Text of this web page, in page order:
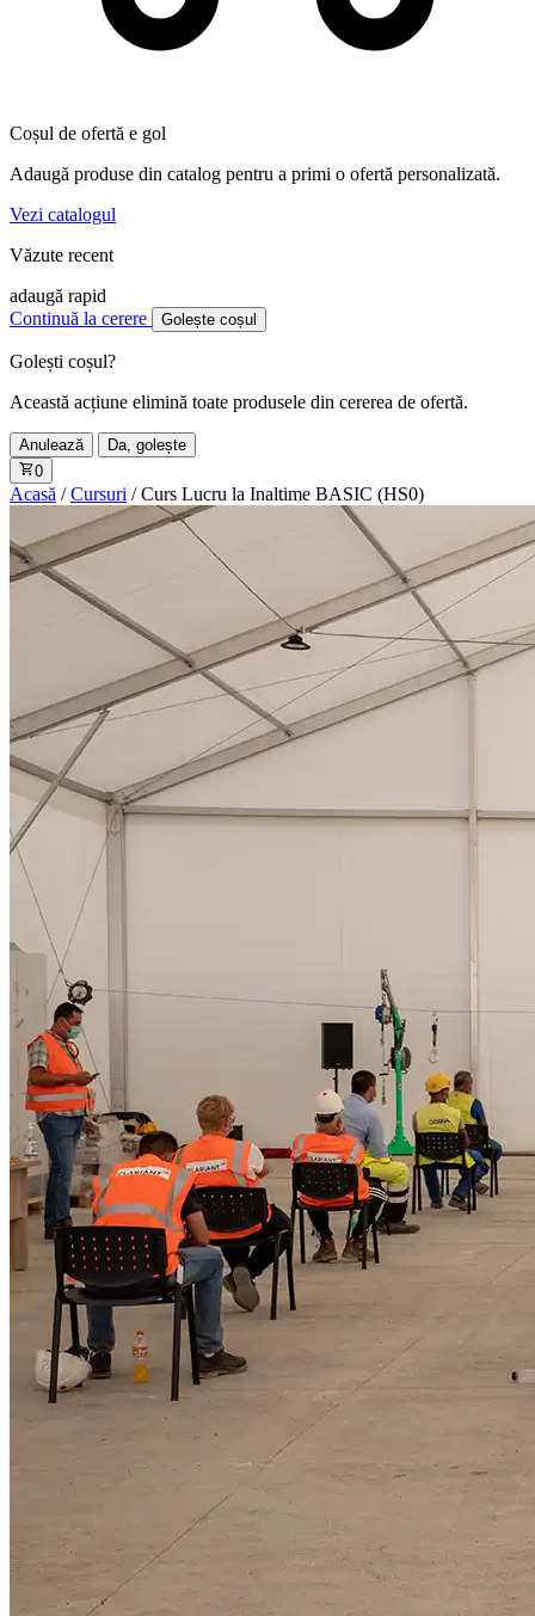
Coșul de ofertă e gol
Adaugă produse din catalog pentru a primi o ofertă personalizată.
Vezi catalogul
Văzute recent
adaugă rapid
Continuă la cerere
Golește coșul
Golești coșul?
Această acțiune elimină toate produsele din cererea de ofertă.
Anulează
Da, golește
0
Acasă / Cursuri / Curs Lucru la Inaltime BASIC (HS0)